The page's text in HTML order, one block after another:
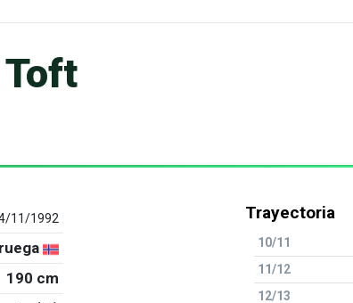
11/1992
190 cm
Trayectoria
10/11
11/12
12/13